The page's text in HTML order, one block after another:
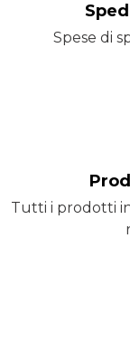
Spese di
Tutti i prodotti